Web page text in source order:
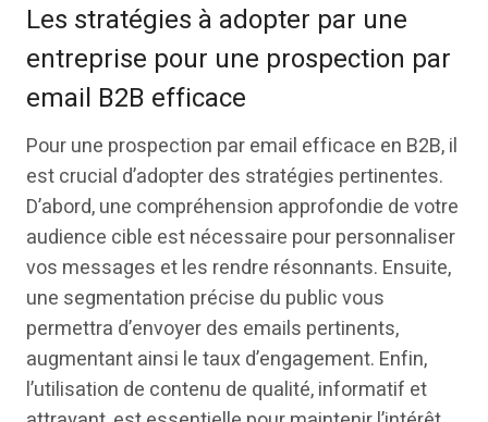
Les stratégies à adopter par une
entreprise pour une prospection par
email B2B efficace
Pour une prospection par email efficace en B2B, il
est crucial d’adopter des stratégies pertinentes.
D’abord, une compréhension approfondie de votre
audience cible est nécessaire pour personnaliser
vos messages et les rendre résonnants. Ensuite,
une segmentation précise du public vous
permettra d’envoyer des emails pertinents,
augmentant ainsi le taux d’engagement. Enfin,
l’utilisation de contenu de qualité, informatif et